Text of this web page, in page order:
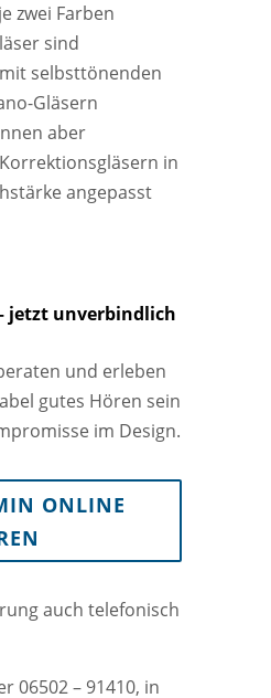
zwei Farben
sind
selbsttönenden
Gläsern
aber
in
angepasst
jetzt unverbindlich
und erleben
gutes Hören sein
im Design.
ONLINE
auch telefonisch
06502 – 91410, in